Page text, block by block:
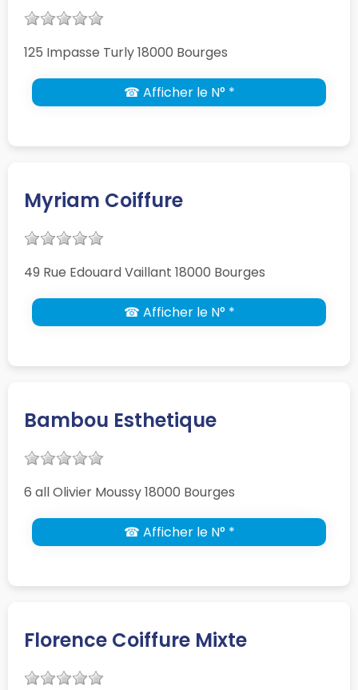
125 Impasse Turly 18000 Bourges
☎ Afficher le N° *
Myriam Coiffure
49 Rue Edouard Vaillant 18000 Bourges
☎ Afficher le N° *
Bambou Esthetique
6 all Olivier Moussy 18000 Bourges
☎ Afficher le N° *
Florence Coiffure Mixte